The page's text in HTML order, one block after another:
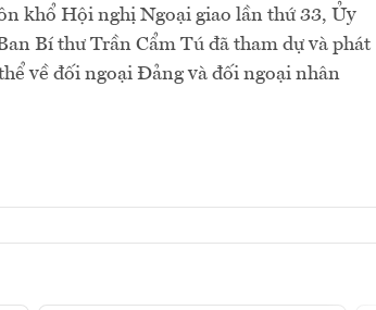
khổ Hội nghị Ngoại giao lần thứ 33, Ủy
Bí thư Trần Cẩm Tú đã tham dự và phát
về đối ngoại Đảng và đối ngoại nhân